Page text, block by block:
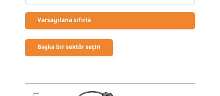
Varsayılana sıfırla
Başka bir sektör seçin